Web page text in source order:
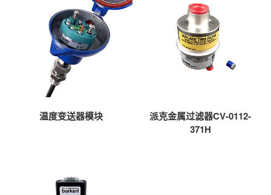
温度变送器模块
派克金属过滤器CV-0112-
371H